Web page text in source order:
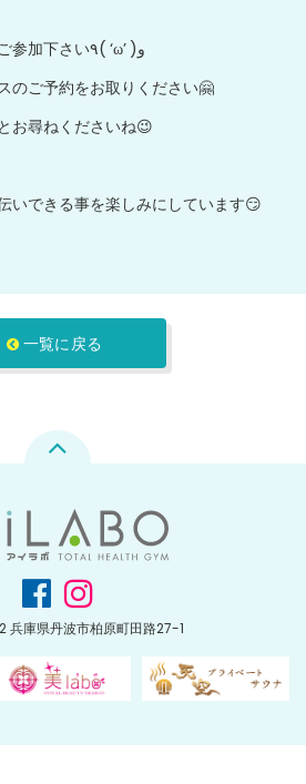
お誘い合わせの上奮ってご参加下さい٩( ‘ω’ )و
のご予約をお取りください🤗
お尋ねくださいね😉
いできる事を楽しみにしています😏
一覧に戻る
兵庫県丹波市柏原町田路27-1